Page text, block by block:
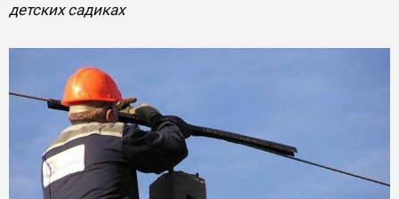
детских садиках